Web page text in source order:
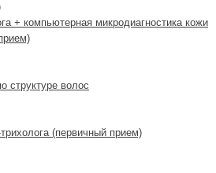
+ компьютерная микродиагностика кожи
структуре волос
(первичный прием)